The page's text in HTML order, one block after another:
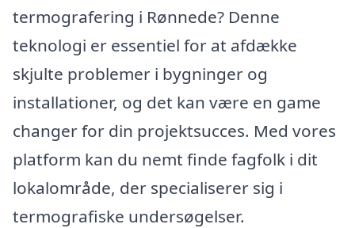
termografering i Rønnede? Denne
teknologi er essentiel for at afdække
skjulte problemer i bygninger og
installationer, og det kan være en game
changer for din projektsucces. Med vores
platform kan du nemt finde fagfolk i dit
lokalområde, der specialiserer sig i
termografiske undersøgelser.